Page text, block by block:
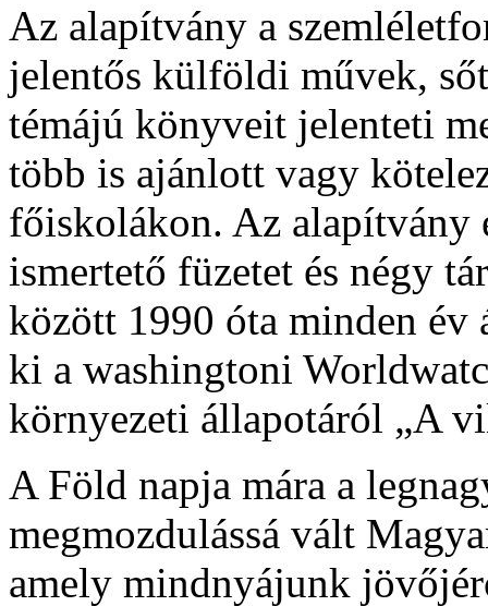
Az alapítvány a
jelentős külföldi művek,
témájú könyveit jelenteti
több is ajánlott vagy
főiskolákon. Az
ismertető füzetet és négy
között 1990 óta minden év
ki a washingtoni
környezeti állapotáról „A
A Föld napja mára a
megmozdulássá vált
amely mindnyájunk